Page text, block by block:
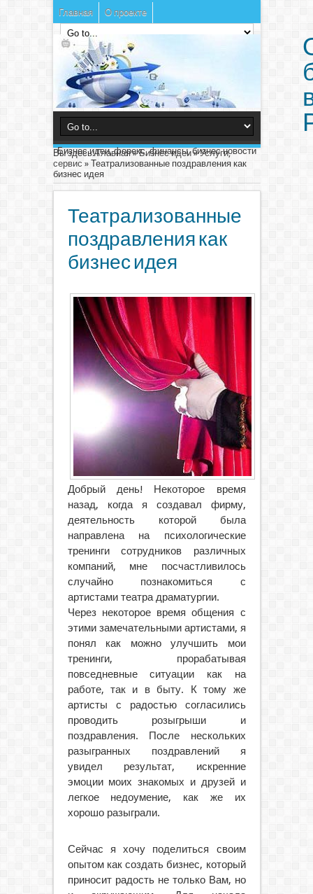
Главная О проекте
Бизнес идеи, форекс, финансы, бизнес новости
Вы здесь:Главная»Бизнес идеи»Услуги,
сервис » Театрализованные поздравления как
бизнес идея
Театрализованные
поздравления как
бизнес идея
Добрый день! Некоторое время
назад, когда я создавал фирму,
деятельность которой была
направлена на психологические
тренинги сотрудников различных
компаний, мне посчастливилось
случайно познакомиться с
артистами театра драматургии.
Через некоторое время общения с
этими замечательными артистами, я
понял как можно улучшить мои
тренинги, прорабатывая
повседневные ситуации как на
работе, так и в быту. К тому же
артисты с радостью согласились
проводить розыгрыши и
поздравления. После нескольких
разыгранных поздравлений я
увидел результат, искренние
эмоции моих знакомых и друзей и
легкое недоумение, как же их
хорошо разыграли.
Сейчас я хочу поделиться своим
опытом как создать бизнес, который
приносит радость не только Вам, но